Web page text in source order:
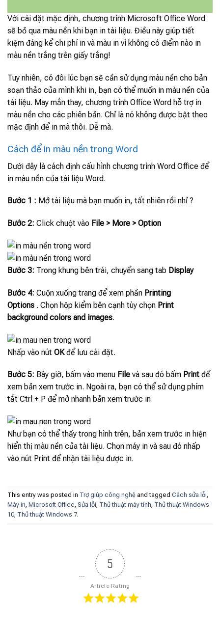
Với cài đặt mặc định, chương trình Microsoft Office Word
sẽ bỏ qua màu nền khi bạn in tài liệu. Điều này giúp tiết
kiệm đáng kể chi phí in và màu in vì không có điểm nào in
màu nền trắng trên giấy trắng!
Tuy nhiên, có đôi lúc bạn sẽ cần sử dụng màu nền cho bản
soạn thảo của mình khi in, bạn có thể muốn in màu nền của
tài liệu. May mắn thay, chương trình Office Word hỗ trợ in
màu nền cho các phiên bản. Chỉ là nó không được bật theo
mặc định để in mà thôi. Dễ mà.
Cách để in màu nền trong Word
Dưới đây là cách định cấu hình chương trình Word Office để
in màu nền của tài liệu Word.
Bước 1 : Mở tài liệu mà bạn muốn in, tất nhiên rồi nhỉ ?
Bước 2: Click chuột vào File > More > Option
Bước 3: Trong khung bên trái, chuyển sang tab Display
Bước 4: Cuộn xuống trang để xem phần Printing
Options . Chọn hộp kiểm bên cạnh tùy chọn Print
background colors and images.
Nhấp vào nút OKđể lưu cài đặt.
Bước 5: Bây giờ, bấm vào menu File và sau đó bấm Print để
xem bản xem trước in. Ngoài ra, bạn có thể sử dụng phím
tắt Ctrl + P để mở nhanh bản xem trước in.
Như bạn có thể thấy trong hình trên, bản xem trước in hiện
hiển thị màu nền của tài liệu. Chọn máy in và sau đó nhấp
vào nút Print để nhận tài liệu được in.
This entry was posted in Trợ giúp công nghệ and tagged Cách sửa lỗi,
Máy in, Microsoft Office, Sửa lỗi, Thủ thuật máy tính, Thủ thuật Windows
10, Thủ thuật Windows 7.
5
Article Rating